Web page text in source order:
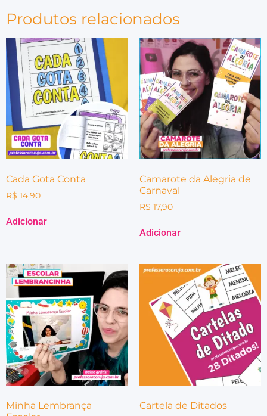
Produtos relacionados
Cada Gota Conta
R$ 14,90
Adicionar
Camarote da Alegria de
Carnaval
R$ 17,90
Adicionar
Minha Lembrança
Cartela de Ditados